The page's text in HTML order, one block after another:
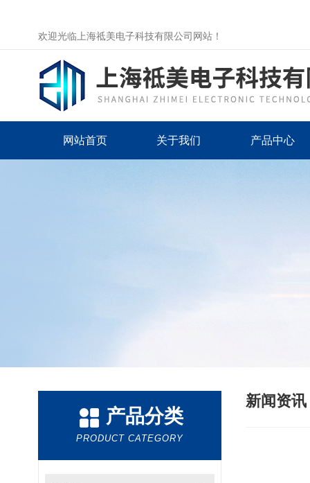
欢迎光临上海祗美电子科技有限公司网站！
网站首页 关于我们 产品中心
产品分类
PRODUCT CATEGORY
新闻资讯